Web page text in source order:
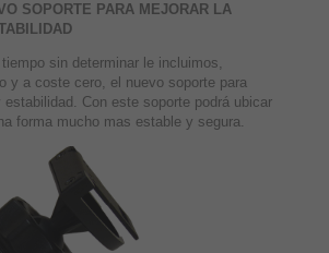
SOPORTE PARA MEJORAR LA
sin determinar le incluimos,
y a coste cero, el nuevo soporte para
Con este soporte podrá ubicar
forma mucho mas estable y segura.